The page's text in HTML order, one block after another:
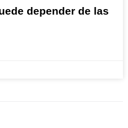
depender de las